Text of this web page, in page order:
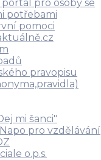
pro osoby se
potřebami
pomoci
pravopisu
mi šanci"
pro vzdělávání
o.p.s.